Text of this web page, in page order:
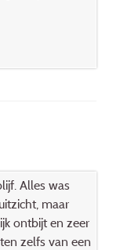
Alles was
maar
ontbijt en zeer
zelfs van een